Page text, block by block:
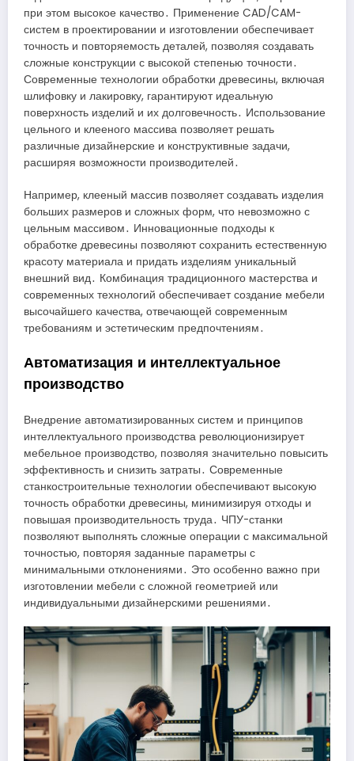
при этом высокое качество․ Применение CAD/CAM-
систем в проектировании и изготовлении обеспечивает
точность и повторяемость деталей, позволяя создавать
сложные конструкции с высокой степенью точности․
Современные технологии обработки древесины, включая
шлифовку и лакировку, гарантируют идеальную
поверхность изделий и их долговечность․ Использование
цельного и клееного массива позволяет решать
различные дизайнерские и конструктивные задачи,
расширяя возможности производителей․
Например, клееный массив позволяет создавать изделия
больших размеров и сложных форм, что невозможно с
цельным массивом․ Инновационные подходы к
обработке древесины позволяют сохранить естественную
красоту материала и придать изделиям уникальный
внешний вид․ Комбинация традиционного мастерства и
современных технологий обеспечивает создание мебели
высочайшего качества, отвечающей современным
требованиям и эстетическим предпочтениям․
Автоматизация и интеллектуальное
производство
Внедрение автоматизированных систем и принципов
интеллектуального производства революционизирует
мебельное производство, позволяя значительно повысить
эффективность и снизить затраты․ Современные
станкостроительные технологии обеспечивают высокую
точность обработки древесины, минимизируя отходы и
повышая производительность труда․ ЧПУ-станки
позволяют выполнять сложные операции с максимальной
точностью, повторяя заданные параметры с
минимальными отклонениями․ Это особенно важно при
изготовлении мебели с сложной геометрией или
индивидуальными дизайнерскими решениями․